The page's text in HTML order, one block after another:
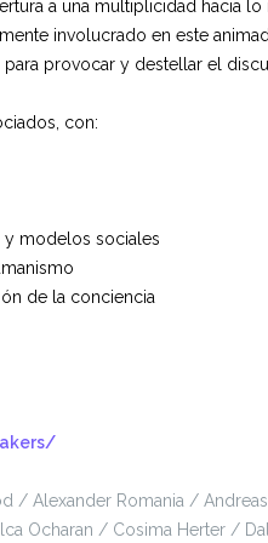
a una multiplicidad hacia
involucrado en este
provocar y destellar el
con:
y modelos sociales
de la conciencia
/ Alexander Romania /
Ocharan / Cosima Herter /